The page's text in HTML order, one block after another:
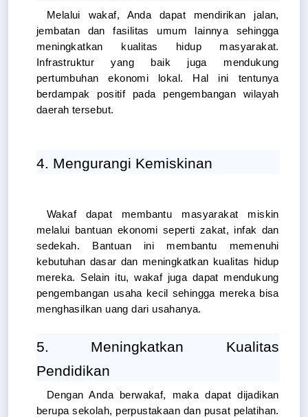
Melalui wakaf, Anda dapat mendirikan jalan,
jembatan dan fasilitas umum lainnya sehingga
meningkatkan kualitas hidup masyarakat.
Infrastruktur yang baik juga mendukung
pertumbuhan ekonomi lokal. Hal ini tentunya
berdampak positif pada pengembangan wilayah
daerah tersebut.
4. Mengurangi Kemiskinan
Wakaf dapat membantu masyarakat miskin
melalui bantuan ekonomi seperti zakat, infak dan
sedekah. Bantuan ini membantu memenuhi
kebutuhan dasar dan meningkatkan kualitas hidup
mereka. Selain itu, wakaf juga dapat mendukung
pengembangan usaha kecil sehingga mereka bisa
menghasilkan uang dari usahanya.
5. Meningkatkan Kualitas
Pendidikan
Dengan Anda berwakaf, maka dapat dijadikan
berupa sekolah, perpustakaan dan pusat pelatihan.